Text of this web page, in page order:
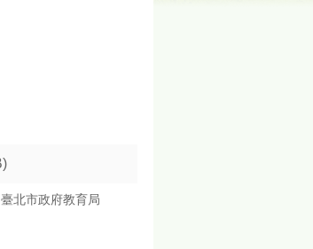
北市政府教育局